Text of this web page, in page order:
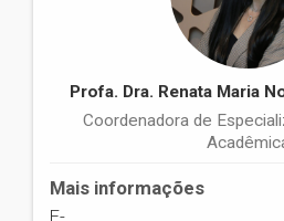
Profa. Dra. Renata Maria
Coordenadora de
Mais informações